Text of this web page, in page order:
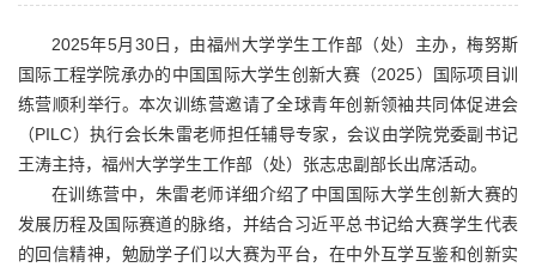
2025年5月30日，由福州大学学生工作部（处）主办，梅努斯
国际工程学院承办的中国国际大学生创新大赛（2025）国际项目训
练营顺利举行。本次训练营邀请了全球青年创新领袖共同体促进会
（PILC）执行会长朱雷老师担任辅导专家，会议由学院党委副书记
王涛主持，福州大学学生工作部（处）张志忠副部长出席活动。
在训练营中，朱雷老师详细介绍了中国国际大学生创新大赛的
发展历程及国际赛道的脉络，并结合习近平总书记给大赛学生代表
的回信精神，勉励学子们以大赛为平台，在中外互学互鉴和创新实